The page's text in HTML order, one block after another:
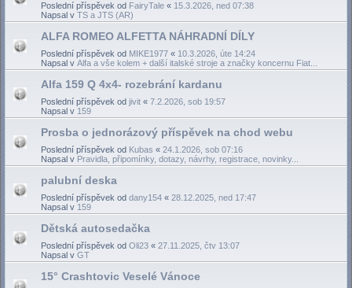
Poslední příspěvek od FairyTale « 15.3.2026, ned 07:38
Napsal v TS a JTS (AR)
ALFA ROMEO ALFETTA NÁHRADNÍ DÍLY
Poslední příspěvek od MIKE1977 « 10.3.2026, úte 14:24
Napsal v Alfa a vše kolem + další italské stroje a značky koncernu Fiat...
Alfa 159 Q 4x4- rozebrání kardanu
Poslední příspěvek od jivit « 7.2.2026, sob 19:57
Napsal v 159
Prosba o jednorázový příspěvek na chod webu
Poslední příspěvek od Kubas « 24.1.2026, sob 07:16
Napsal v Pravidla, připomínky, dotazy, návrhy, registrace, novinky...
palubní deska
Poslední příspěvek od dany154 « 28.12.2025, ned 17:47
Napsal v 159
Dětská autosedačka
Poslední příspěvek od Oli23 « 27.11.2025, čtv 13:07
Napsal v GT
15° Crashtovic Veselé Vánoce